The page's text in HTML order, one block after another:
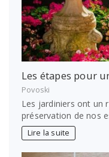
Les étapes pour
Povoski
Les jardiniers ont un
préservation de nos
Lire la suite